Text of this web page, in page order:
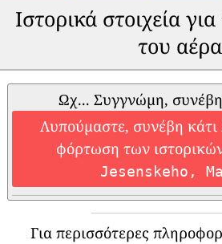
Ιστορικά στοιχεία
του αέρα
Ωχ... Συγγνώμη, συνέβη
Λυπούμαστε, συνέβη κάτι
φόρτωση των
Jesenskeho,
Για περισσότερες